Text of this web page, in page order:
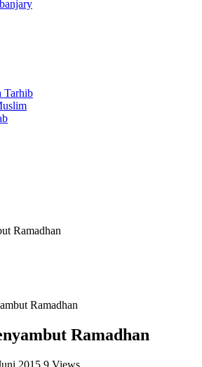
Tarhib
Ramadhan
Ramadhan
2015 9 Views